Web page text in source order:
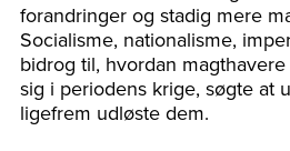
forandringer og stadig mere
Socialisme, nationalisme,
bidrog til, hvordan
sig i periodens krige, søgte at
ligefrem udløste dem.